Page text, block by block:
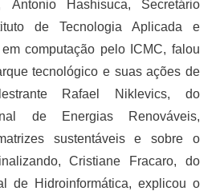
Antonio Hashisuca, Secretário
de Tecnologia Aplicada e
computação pelo ICMC, falou
tecnológico e suas ações de
Rafael Niklevics, do
de Energias Renováveis,
sustentáveis e sobre o
Cristiane Fracaro, do
de Hidroinformática, explicou o